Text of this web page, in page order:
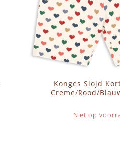
Konges Slojd
Creme/Rood/
Niet op